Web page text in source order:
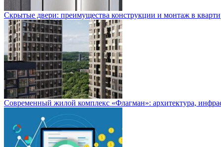
Скрытые двери: преимущества конструкции и монтаж в
Современный жилой комплекс «Флагман»: архитектура,